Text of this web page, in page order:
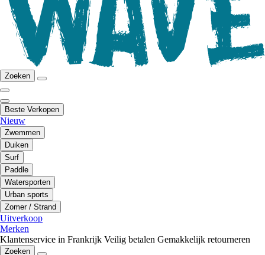
Zoeken
Beste Verkopen
Nieuw
Zwemmen
Duiken
Surf
Paddle
Watersporten
Urban sports
Zomer / Strand
Uitverkoop
Merken
Klantenservice in Frankrijk Veilig betalen Gemakkelijk retourneren
Zoeken